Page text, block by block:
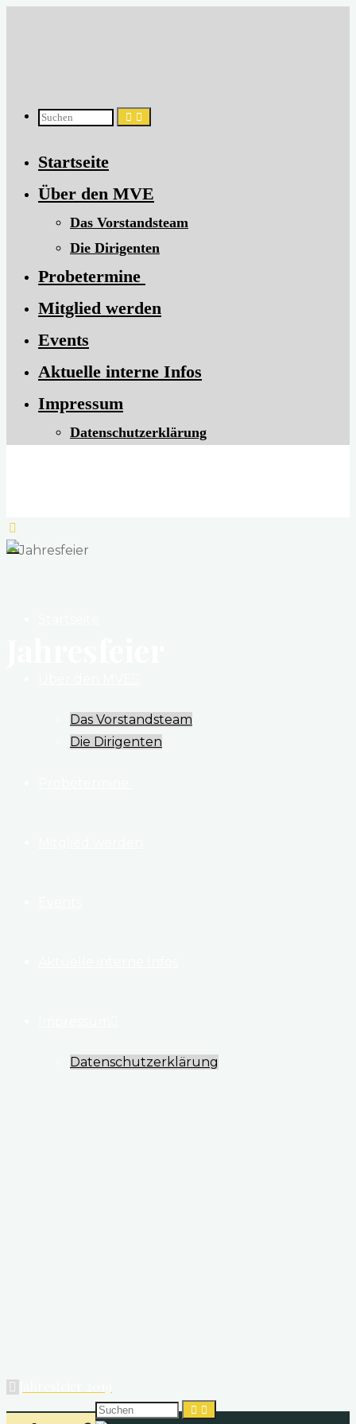
Suchen
nach:
Startseite
Über den MVE
Das Vorstandsteam
Die Dirigenten
​Probetermine
Mitglied werden
Events
Aktuelle interne Infos
Impressum
Datenschutzerklärung
Das Vorstandsteam
Die Dirigenten
Datenschutzerklärung
Suchen